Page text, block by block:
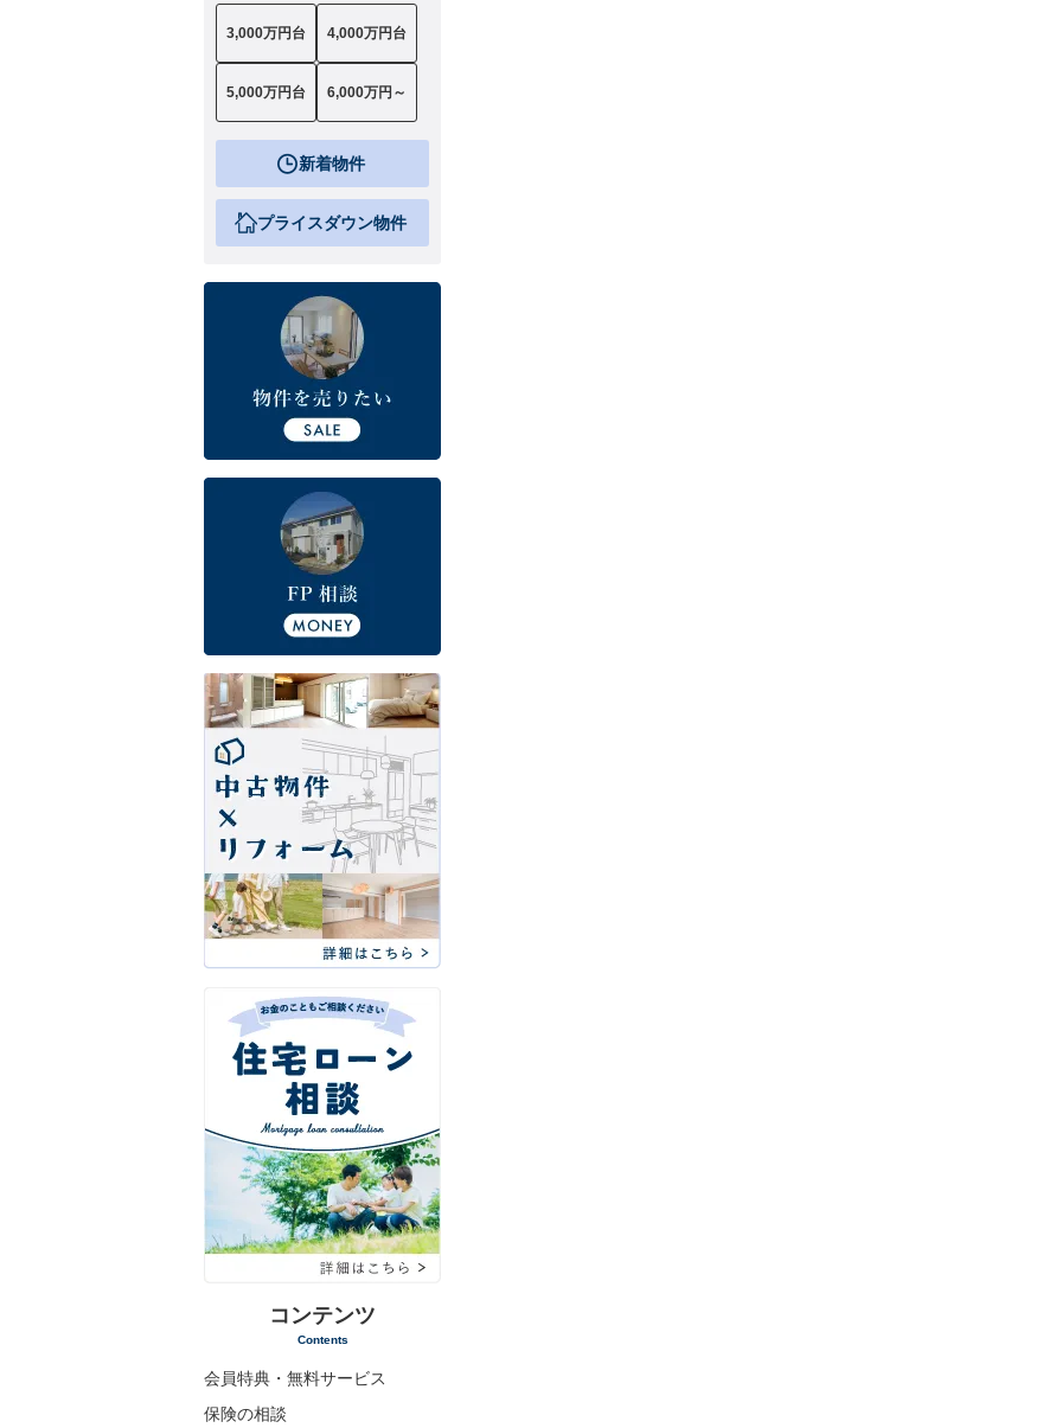
3,000万円台 4,000万円台
5,000万円台 6,000万円～
新着物件
プライスダウン物件
コンテンツ
Contents
会員特典・無料サービス
保険の相談